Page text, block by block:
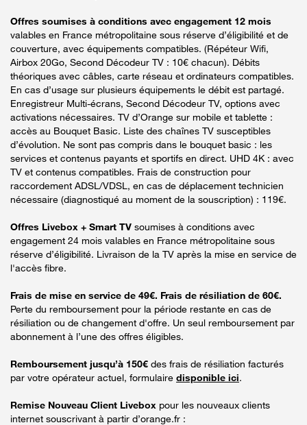
Offres soumises à conditions avec engagement 12 mois
valables en France métropolitaine sous réserve d’éligibilité et de
couverture, avec équipements compatibles. (Répéteur Wifi,
Airbox 20Go, Second Décodeur TV : 10€ chacun). Débits
théoriques avec câbles, carte réseau et ordinateurs compatibles.
En cas d’usage sur plusieurs équipements le débit est partagé.
Enregistreur Multi-écrans, Second Décodeur TV, options avec
activations nécessaires. TV d’Orange sur mobile et tablette :
accès au Bouquet Basic. Liste des chaînes TV susceptibles
d’évolution. Ne sont pas compris dans le bouquet basic : les
services et contenus payants et sportifs en direct. UHD 4K : avec
TV et contenus compatibles. Frais de construction pour
raccordement ADSL/VDSL, en cas de déplacement technicien
nécessaire (diagnostiqué au moment de la souscription) : 119€.
Offres Livebox + Smart TV soumises à conditions avec
engagement 24 mois valables en France métropolitaine sous
réserve d’éligibilité. Livraison de la TV après la mise en service de
l'accès fibre.
Frais de mise en service de 49€. Frais de résiliation de 60€.
Perte du remboursement pour la période restante en cas de
résiliation ou de changement d'offre. Un seul remboursement par
abonnement à l’une des offres éligibles.
Remboursement jusqu’à 150€ des frais de résiliation facturés
par votre opérateur actuel, formulaire disponible ici.
Remise Nouveau Client Livebox pour les nouveaux clients
internet souscrivant à partir d’orange.fr :